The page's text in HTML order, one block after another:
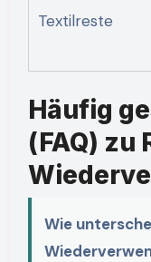
Textilreste
Häufig
(FAQ) zu
Wie unterscheidet sich Recycling von